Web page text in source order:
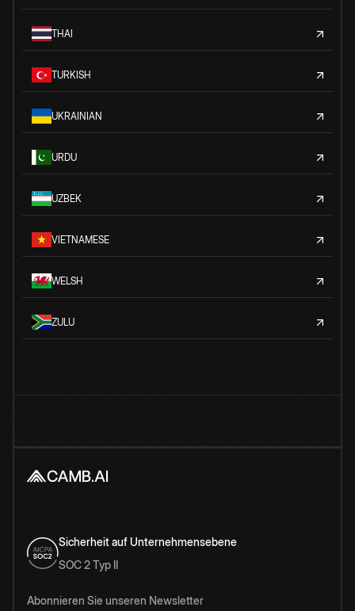
THAI
TURKISH
UKRAINIAN
URDU
UZBEK
VIETNAMESE
WELSH
ZULU
Sicherheit auf Unternehmensebene
SOC 2 Typ II
Abonnieren Sie unseren Newsletter